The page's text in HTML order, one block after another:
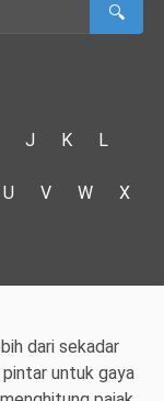
🔍
J K L
U V W X
dari sekadar
untuk gaya